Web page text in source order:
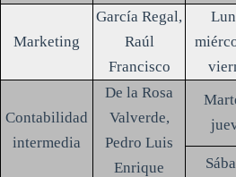
Marketing
García Regal,
Raúl
Francisco
Contabilidad
intermedia
De la Rosa
Valverde,
Pedro Luis
Enrique